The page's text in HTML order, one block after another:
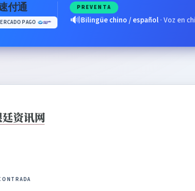
付通
PAGO
PREVENTA
🔊Bilingüe chino / español·Voz en